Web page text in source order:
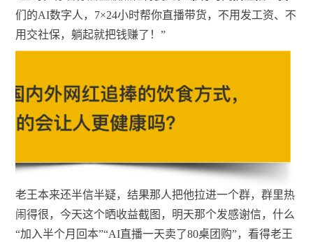
们的AI数字人，7×24小时帮你直播带货，不用发工资、不
用交社保，躺起就把钱赚了！”
老王本来还半信半疑，结果那人把他拉进一个群，群里热
闹得很，今天这个晒收益截图，明天那个发感谢信，什么
“加入半个月回本”“AI直播一天卖了80桌团购”，看得老王